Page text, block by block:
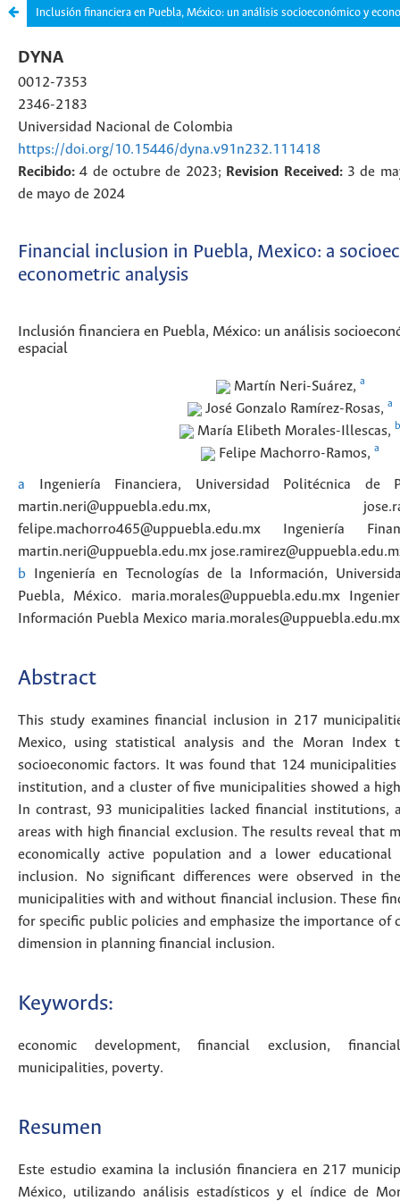
Inclusión financiera en Puebla, México: un análisis socioeconómico y